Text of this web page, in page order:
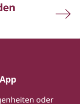
oder